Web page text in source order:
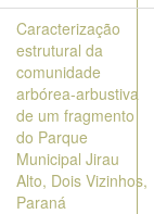
Caracterização
estrutural da
comunidade
arbórea-arbustiva
de um fragmento
do Parque
Municipal Jirau
Alto, Dois Vizinhos,
Paraná